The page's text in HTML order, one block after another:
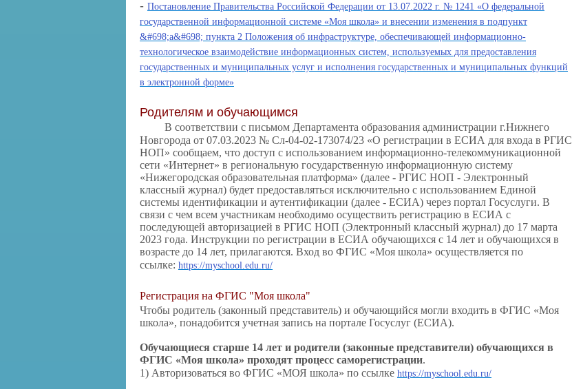
- Постановление Правительства Российской Федерации от 13.07.2022 г. № 1241 «О федеральной
государственной информационной системе «Моя школа» и внесении изменения в подпункт
&#698;а&#698; пункта 2 Положения об инфраструктуре, обеспечивающей информационно-
технологическое взаимодействие информационных систем, используемых для предоставления
государственных и муниципальных услуг и исполнения государственных и муниципальных функций
в электронной форме»
Родителям и обучающимся
В соответствии с письмом Департамента образования администрации г.Нижнего
Новгорода от 07.03.2023 № Сл-04-02-173074/23 «О регистрации в ЕСИА для входа в РГИС
НОП» сообщаем, что доступ с использованием информационно-телекоммуникационной
сети «Интернет» в региональную государственную информационную систему
«Нижегородская образовательная платформа» (далее - РГИС НОП - Электронный
классный журнал) будет предоставляться исключительно с использованием Единой
системы идентификации и аутентификации (далее - ЕСИА) через портал Госуслуги. В
связи с чем всем участникам необходимо осуществить регистрацию в ЕСИА с
последующей авторизацией в РГИС НОП (Электронный классный журнал) до 17 марта
2023 года. Инструкции по регистрации в ЕСИА обучающихся с 14 лет и обучающихся в
возрасте до 14 лет, прилагаются. Вход во ФГИС «Моя школа» осуществляется по
ссылке: https://myschool.edu.ru/
Регистрация на ФГИС "Моя школа"
Чтобы родитель (законный представитель) и обучающийся могли входить в ФГИС «Моя
школа», понадобится учетная запись на портале Госуслуг (ЕСИА).
Обучающиеся старше 14 лет и родители (законные представители) обучающихся в
ФГИС «Моя школа» проходят процесс саморегистрации.
1) Авторизоваться во ФГИС «МОЯ школа» по ссылке https://myschool.edu.ru/